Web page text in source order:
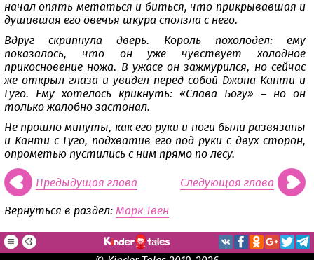
начал опять метаться и биться, что прикрывавшая и
душившая его овечья шкура сползла с него.
Вдруг скрипнула дверь. Король похолодел: ему
показалось, что он уже чувствует холодное
прикосновение ножа. В ужасе он зажмурился, но сейчас
же открыл глаза и увидел перед собой Джона Канти и
Гуго. Ему хотелось крикнуть: «Слава Богу» – но он
только жалобно застонал.
Не прошло минуты, как его руки и ноги были развязаны
и Канти с Гуго, подхватив его под руки с двух сторон,
опрометью пустились с ним прямо по лесу.
Предыдущая глава Следующая глава
Вернуться в раздел: Марк Твен